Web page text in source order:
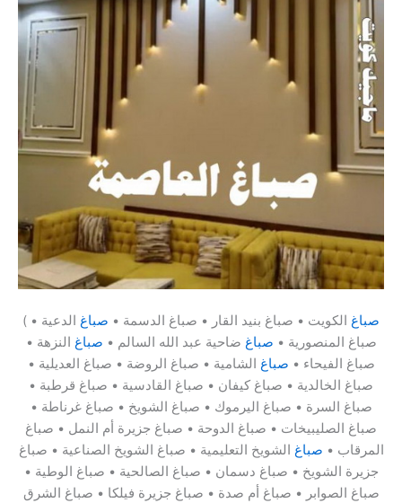
( صباغ الكويت • صباغ بنيد القار • صباغ الدسمة • صباغ الدعية •
صباغ المنصورية • صباغ ضاحية عبد الله السالم • صباغ النزهة •
صباغ الفيحاء • صباغ الشامية • صباغ الروضة • صباغ العديلية •
صباغ الخالدية • صباغ كيفان • صباغ القادسية • صباغ قرطبة •
صباغ السرة • صباغ اليرموك • صباغ الشويخ • صباغ غرناطة •
صباغ الصليبيخات • صباغ الدوحة • صباغ جزيرة أم النمل • صباغ
المرقاب • صباغ الشويخ التعليمية • صباغ الشويخ الصناعية • صباغ
جزيرة الشويخ • صباغ دسمان • صباغ الصالحية • صباغ الوطية •
صباغ الصوابر • صباغ أم صدة • صباغ جزيرة فيلكا • صباغ الشرق